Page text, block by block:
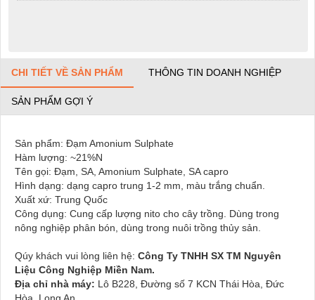
CHI TIẾT VỀ SẢN PHẨM THÔNG TIN DOANH NGHIỆP
SẢN PHẨM GỢI Ý
Sản phẩm: Đạm Amonium Sulphate
Hàm lượng: ~21%N
Tên gọi: Đạm, SA, Amonium Sulphate, SA capro
Hình dạng: dạng capro trung 1-2 mm, màu trắng chuẩn.
Xuất xứ: Trung Quốc
Công dụng: Cung cấp lượng nito cho cây trồng. Dùng trong
nông nghiệp phân bón, dùng trong nuôi trồng thủy sản.
Qúy khách vui lòng liên hệ: Công Ty TNHH SX TM Nguyên
Liệu Công Nghiệp Miền Nam.
Địa chỉ nhà máy: Lô B228, Đường số 7 KCN Thái Hòa, Đức
Hòa, Long An